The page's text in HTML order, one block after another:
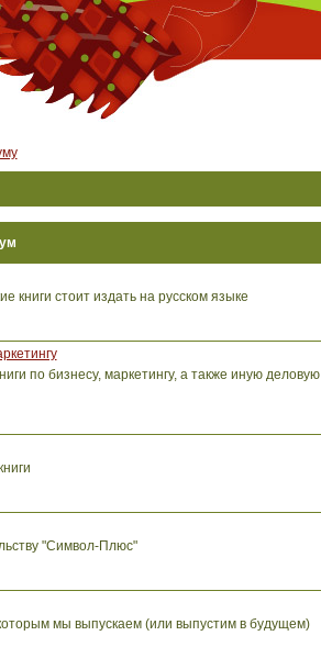
книги стоит издать на русском языке
по бизнесу, маркетингу, а также иную деловую
"Символ-Плюс"
мы выпускаем (или выпустим в будущем)